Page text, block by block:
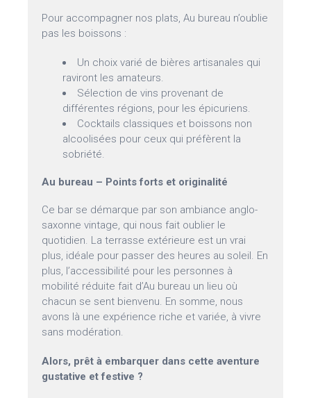
Pour accompagner nos plats, Au bureau n’oublie
pas les boissons :
Un choix varié de bières artisanales qui
raviront les amateurs.
Sélection de vins provenant de
différentes régions, pour les épicuriens.
Cocktails classiques et boissons non
alcoolisées pour ceux qui préfèrent la
sobriété.
Au bureau – Points forts et originalité
Ce bar se démarque par son ambiance anglo-
saxonne vintage, qui nous fait oublier le
quotidien. La terrasse extérieure est un vrai
plus, idéale pour passer des heures au soleil. En
plus, l’accessibilité pour les personnes à
mobilité réduite fait d’Au bureau un lieu où
chacun se sent bienvenu. En somme, nous
avons là une expérience riche et variée, à vivre
sans modération.
Alors, prêt à embarquer dans cette aventure
gustative et festive ?